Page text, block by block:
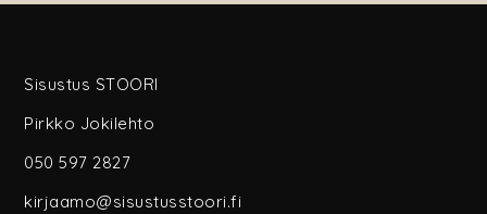
Sisustus STOORI
Pirkko Jokilehto
050 597 2827
kirjaamo@sisustusstoori.fi